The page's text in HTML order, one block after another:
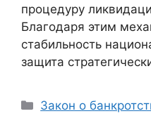
процедуру
Благодаря этим
стабильность
защита
Рубрики
Закон о